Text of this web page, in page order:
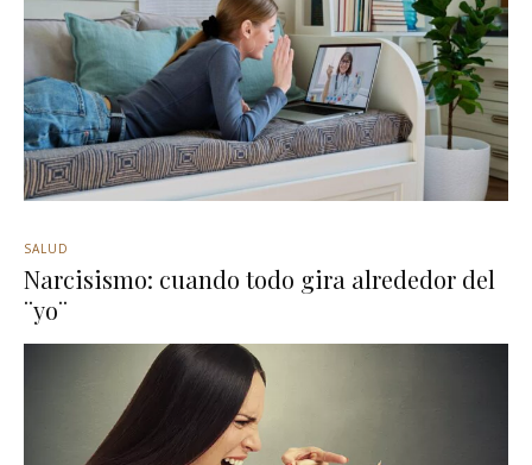
SALUD
Narcisismo: cuando todo gira alrededor del
¨yo¨